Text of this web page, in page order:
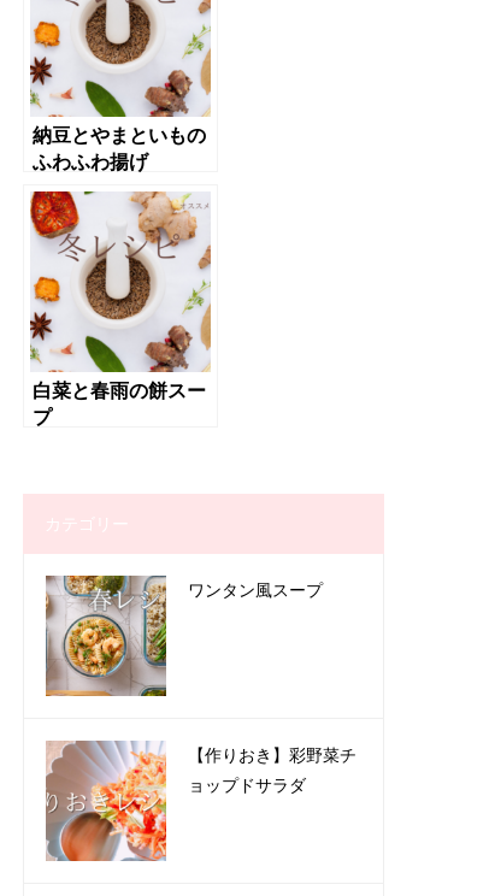
納豆とやまといもの
ふわふわ揚げ
白菜と春雨の餅スー
プ
カテゴリー
ワンタン風スープ
【作りおき】彩野菜チ
ョップドサラダ